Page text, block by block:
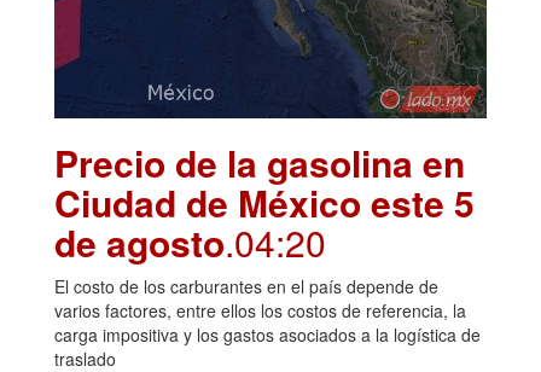
Precio de la gasolina en
Ciudad de México este 5
de agosto.04:20
El costo de los carburantes en el país depende de
varios factores, entre ellos los costos de referencia, la
carga impositiva y los gastos asociados a la logística de
traslado